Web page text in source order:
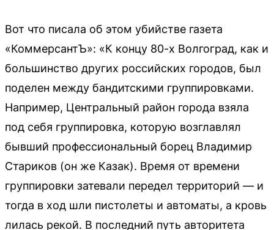
Вот что писала об этом убийстве газета
«КоммерсантЪ»: «К концу 80-х Волгоград, как и
большинство других российских городов, был
поделен между бандитскими группировками.
Например, Центральный район города взяла
под себя группировка, которую возглавлял
бывший профессиональный борец Владимир
Стариков (он же Казак). Время от времени
группировки затевали передел территорий — и
тогда в ход шли пистолеты и автоматы, а кровь
лилась рекой. В последний путь авторитета